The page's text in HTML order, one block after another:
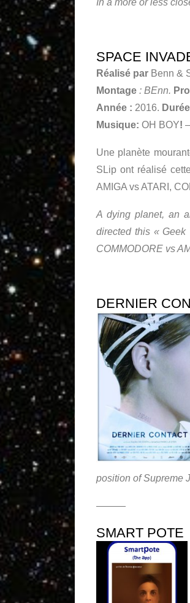
In a more or less
SPACE
Réalisé par Benn &
Montage : BEnn.
Année : 2016.
Musique: OH BOY!
Une planète
SLip ont réalisé
AMIGA vs ATARI,
A dying planet, an
directed this « Geek
COMMODORE vs
DERNIER
position of Supreme
———
SMART POTE